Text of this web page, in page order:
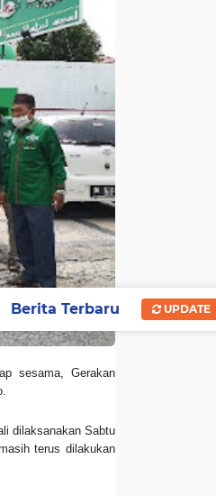
sesama, Gerakan
dilaksanakan Sabtu
terus dilakukan
Berita Terbaru UPDATE